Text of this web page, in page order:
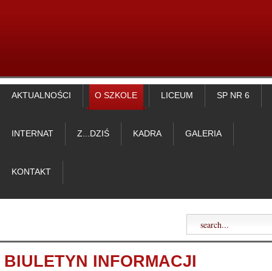
AKTUALNOŚCI O SZKOLE LICEUM SP NR 6
INTERNAT Z...DZIŚ KADRA GALERIA
KONTAKT
BIULETYN INFORMACJI